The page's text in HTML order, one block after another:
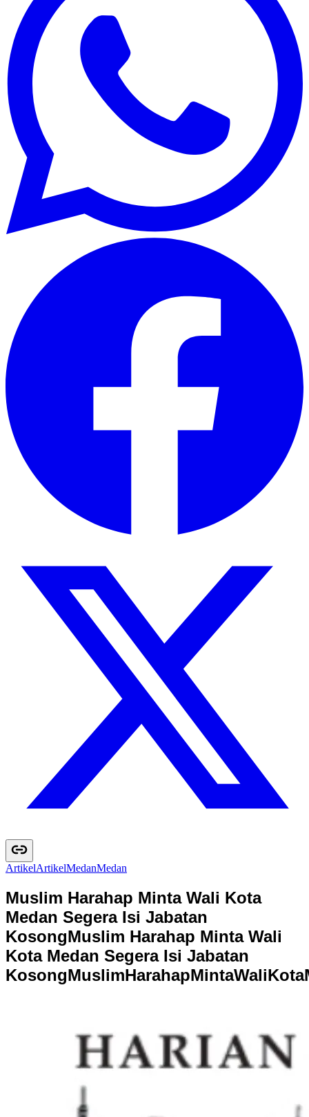
ArtikelArtikelMedanMedan
Muslim Harahap Minta Wali Kota
Medan Segera Isi Jabatan
KosongMuslim Harahap Minta Wali
Kota Medan Segera Isi Jabatan
KosongMuslimHarahapMintaWaliKota